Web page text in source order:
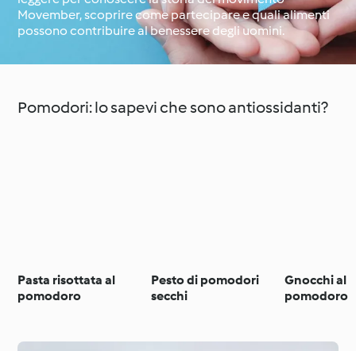
Cookidoo®
Impara con
Cookidoo®
Movember, scoprire come partecipare e quali alimenti
possono contribuire al benessere degli uomini.
Pomodori: lo sapevi che sono antiossidanti?
Pasta risottata al
pomodoro
Pesto di pomodori
secchi
Gnocchi al
pomodoro